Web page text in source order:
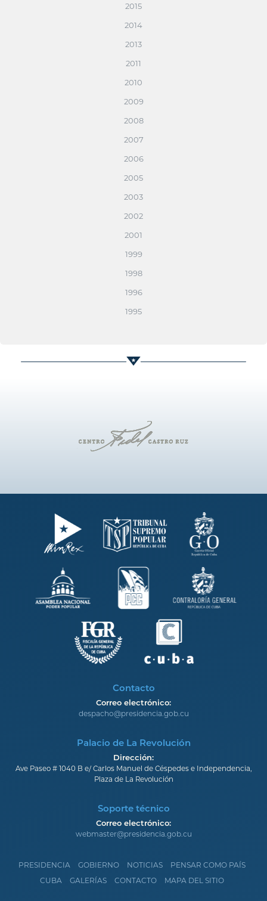
2015
2014
2013
2011
2010
2009
2008
2007
2006
2005
2003
2002
2001
1999
1998
1996
1995
Contacto
Correo electrónico:
despacho@presidencia.gob.cu
Palacio de La Revolución
Dirección:
Ave Paseo # 1040 B e/ Carlos Manuel de Céspedes e Independencia,
Plaza de La Revolución
Soporte técnico
Correo electrónico:
webmaster@presidencia.gob.cu
PRESIDENCIA GOBIERNO NOTICIAS
PENSAR COMO PAÍS
CUBA
GALERÍAS CONTACTO MAPA DEL SITIO